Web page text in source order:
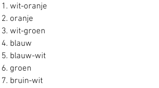
wit-oranje
oranje
wit-groen
blauw
blauw-wit
groen
bruin-wit